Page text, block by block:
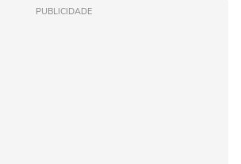
PUBLICIDADE